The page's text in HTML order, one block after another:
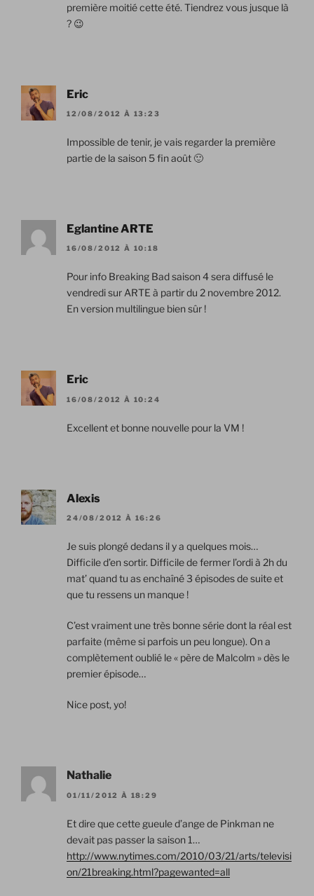
première moitié cette été. Tiendrez vous jusque là
? 😉
Eric
12/08/2012 À 13:23
Impossible de tenir, je vais regarder la première
partie de la saison 5 fin août 🙂
Eglantine ARTE
16/08/2012 À 10:18
Pour info Breaking Bad saison 4 sera diffusé le
vendredi sur ARTE à partir du 2 novembre 2012.
En version multilingue bien sûr !
Eric
16/08/2012 À 10:24
Excellent et bonne nouvelle pour la VM !
Alexis
24/08/2012 À 16:26
Je suis plongé dedans il y a quelques mois…
Difficile d’en sortir. Difficile de fermer l’ordi à 2h du
mat’ quand tu as enchaîné 3 épisodes de suite et
que tu ressens un manque !
C’est vraiment une très bonne série dont la réal est
parfaite (même si parfois un peu longue). On a
complètement oublié le « père de Malcolm » dès le
premier épisode…
Nice post, yo!
Nathalie
01/11/2012 À 18:29
Et dire que cette gueule d’ange de Pinkman ne
devait pas passer la saison 1…
http://www.nytimes.com/2010/03/21/arts/televisi
on/21breaking.html?pagewanted=all